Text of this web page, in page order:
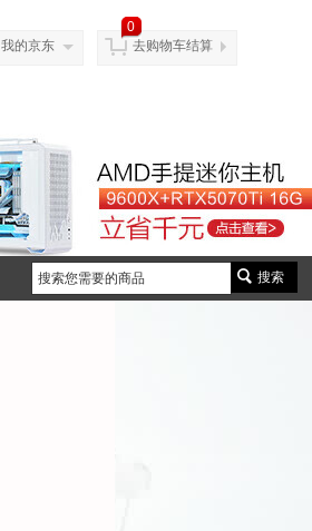
我的京东
0
去购物车结算
搜索